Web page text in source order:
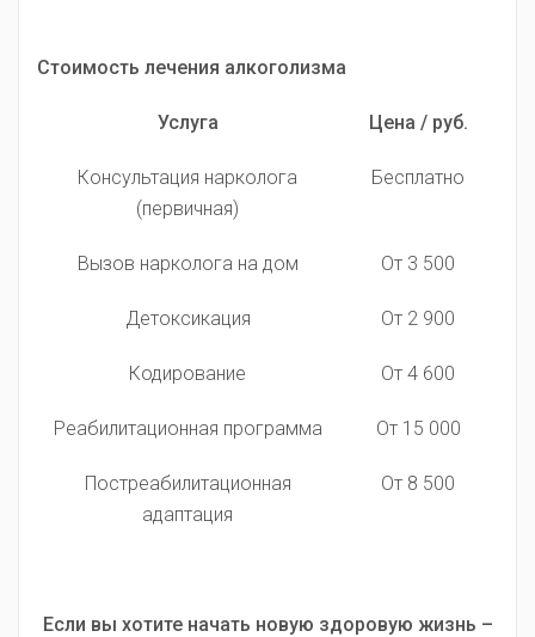
Стоимость лечения алкоголизма
Услуга Цена / руб.
Консультация нарколога
(первичная)
Бесплатно
Вызов нарколога на дом От 3 500
Детоксикация От 2 900
Кодирование От 4 600
Реабилитационная программа От 15 000
Постреабилитационная
адаптация
От 8 500
Если вы хотите начать новую здоровую жизнь –